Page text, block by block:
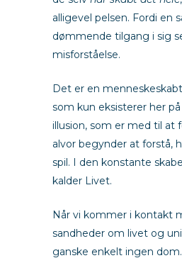
alligevel pelsen. Fordi en
dømmende tilgang i sig
misforståelse.
Det er en
som kun eksisterer her
illusion, som er med til at
alvor begynder at forstå,
spil. I den konstante
kalder Livet.
Når vi kommer i kontakt
sandheder om livet og
ganske enkelt ingen